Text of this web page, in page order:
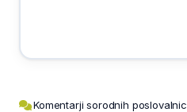
Komentarji sorodnih poslovalnic